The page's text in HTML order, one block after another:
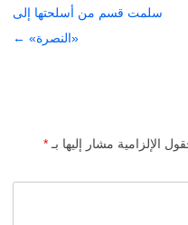
سلمت قسم من أسلحتها إلى
«النصرة» ←
الإلزامية مشار إليها بـ *